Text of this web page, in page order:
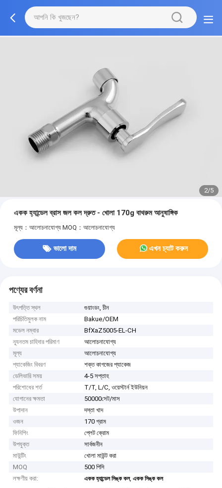
2/5
একক হ্যান্ডেল ব্রাস জল কল দ্রুত - খোলা 170g বাথরুম আনুষাঙ্গিক
মূল্য：আলোচনাযোগ্য MOQ：আলোচনাযোগ্য
ভালো দাম এখন চ্যাট করুন
পণ্যের বর্ণনা
উৎপত্তি স্থল
গুয়াংডং, চীন
পরিচিতিমুলক নাম
Bakue/OEM
মডেল নম্বার
BfXaZ5005-EL-CH
ন্যূনতম চাহিদার পরিমাণ
আলোচনাযোগ্য
মূল্য
আলোচনাযোগ্য
প্যাকেজিং বিবরণ
শক্ত কাগজের প্যাকেজ
ডেলিভারি সময়
4-5 সপ্তাহ
পরিশোধের শর্ত
T/T, L/C, ওয়েস্টার্ন ইউনিয়ন
যোগানের ক্ষমতা
50000সেট/মাস
উপাদান
দস্তা খাদ
ওজন
170 গ্রাম
ফিনিশিং
প্লেট ক্রোম
উপযুক্ত
সার্বজনীন
মাউন্টিং
খোলা মাউন্ট করা
MOQ
500 পিসি
লক্ষণীয় করা:
একক হ্যান্ডেল সিঙ্ক কল,একক সিঙ্ক কল